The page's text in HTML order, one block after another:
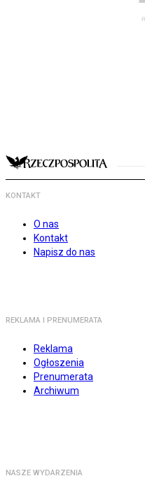
KONTAKT
O nas
Kontakt
Napisz do nas
REKLAMA I PRENUMERATA
Reklama
Ogłoszenia
Prenumerata
Archiwum
NASZE WYDARZENIA